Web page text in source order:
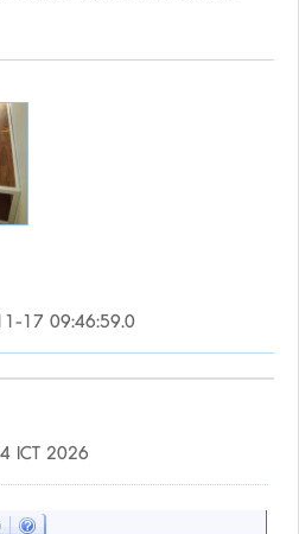
17 09:46:59.0
ICT 2026